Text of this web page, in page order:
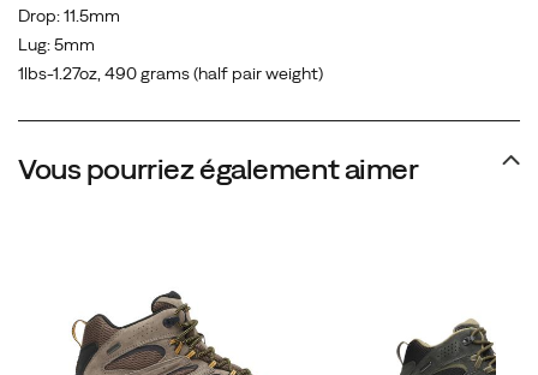
Drop: 11.5mm
Lug: 5mm
1lbs-1.27oz, 490 grams (half pair weight)
Vous pourriez également aimer